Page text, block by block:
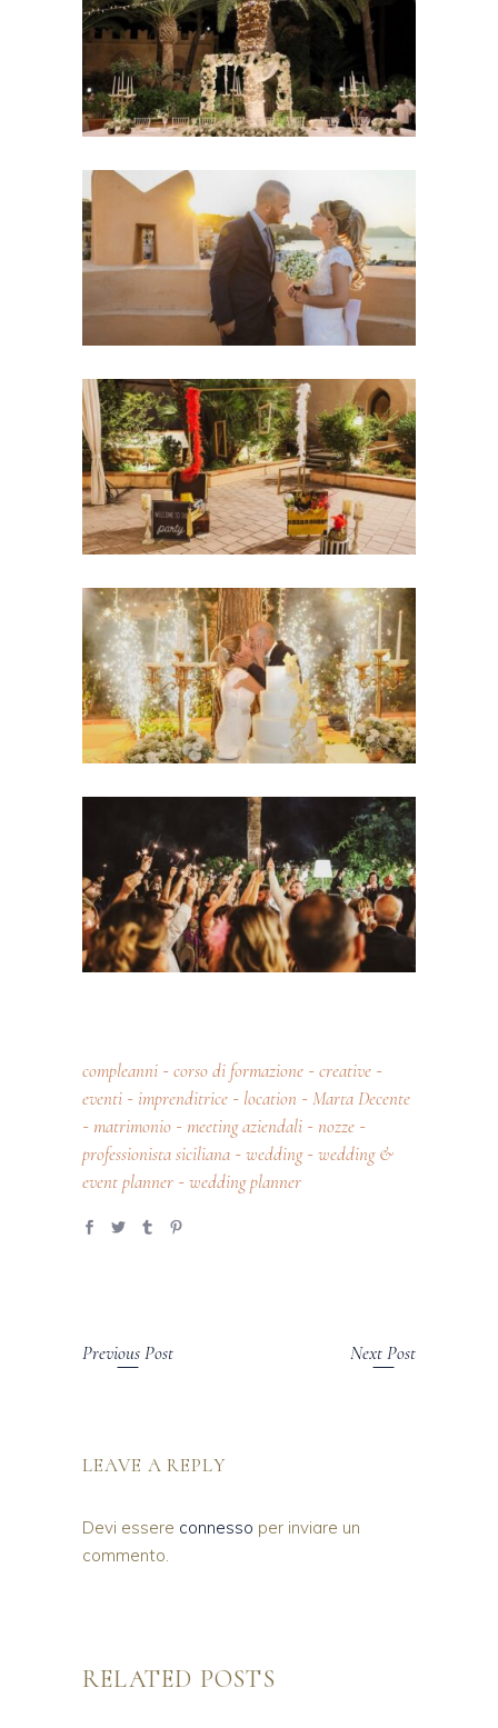
compleanni - corso di formazione - creative -
eventi - imprenditrice - location - Marta Decente
- matrimonio - meeting aziendali - nozze -
professionista siciliana - wedding- wedding &
event planner - wedding planner
Previous Post Next Post
LEAVE A REPLY
Devi essere connesso per inviare un
commento.
RELATED POSTS